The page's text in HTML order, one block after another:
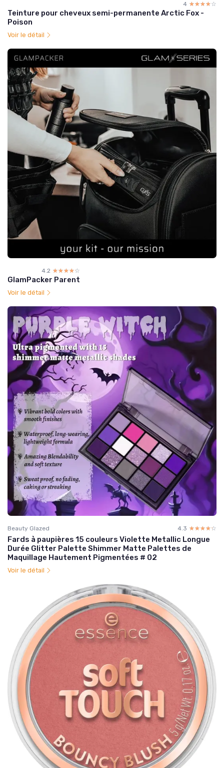
4 ☆☆☆☆☆
★★★★★
Teinture pour cheveux semi-permanente Arctic Fox -
Poison
Voir le détail
4.2 ☆☆☆☆☆
★★★★★
GlamPacker Parent
Voir le détail
Beauty Glazed 4.3 ☆☆☆☆☆
★★★★★
Fards à paupières 15 couleurs Violette Metallic Longue
Durée Glitter Palette Shimmer Matte Palettes de
Maquillage Hautement Pigmentées # 02
Voir le détail